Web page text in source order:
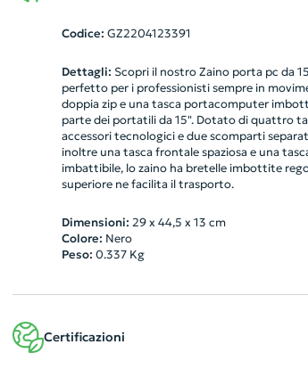
Codice: GZ2204123391
Dettagli: Scopri il nostro Zaino porta pc da
perfetto per i professionisti sempre in
doppia zip e una tasca portacomputer
parte dei portatili da 15". Dotato di quattro
accessori tecnologici e due scomparti
inoltre una tasca frontale spaziosa e una
imbattibile, lo zaino ha bretelle imbottite
superiore ne facilita il trasporto.
Dimensioni: 29 x 44,5 x 13 cm
Colore: Nero
Peso: 0.337Kg
Certificazioni